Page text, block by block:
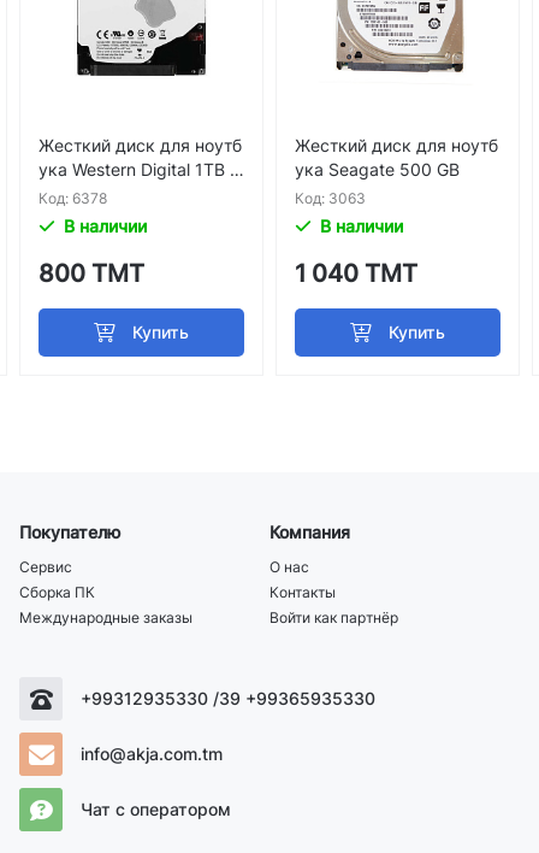
диск для ноутб
Western Digital 1TB Sl
6378
В наличии
ТМТ
Жесткий диск для ноутб
ука Seagate 500 GB
Код: 3063
В наличии
1 040 ТМТ
Покупателю
Сервис
Сборка ПК
Международные заказы
Компания
О нас
Контакты
Войти как партнёр
+99312935330 /39 +99365935330
info@akja.com.tm
Чат с оператором